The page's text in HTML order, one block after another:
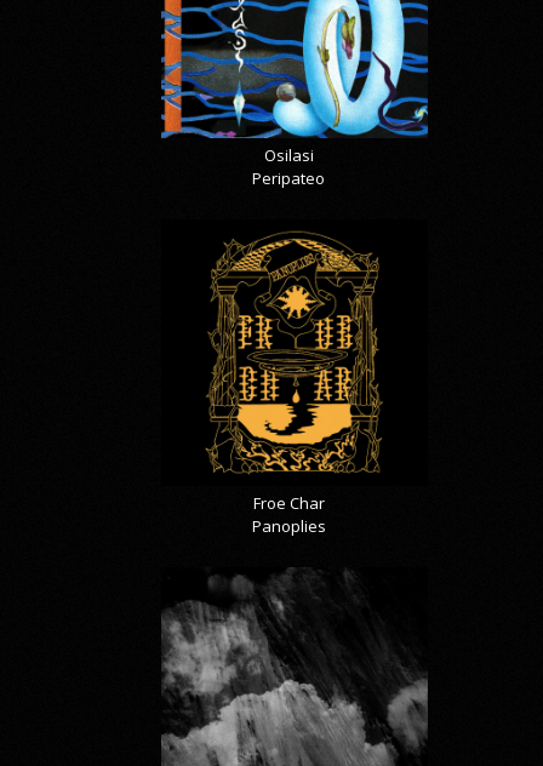
Osilasi
Peripateo
Froe Char
Panoplies